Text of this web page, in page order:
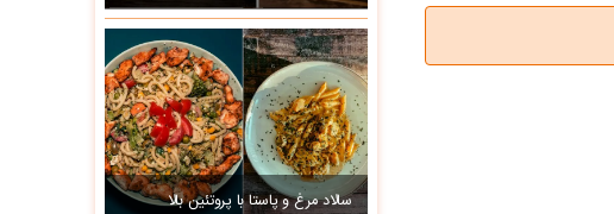
سالاد مرغ و پاستا با پروتئین بالا